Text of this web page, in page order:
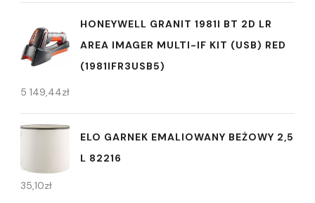
HONEYWELL GRANIT 1981I BT 2D LR
AREA IMAGER MULTI-IF KIT (USB) RED
(1981IFR3USB5)
5 149,44zł
ELO GARNEK EMALIOWANY BEŻOWY 2,5
L 82216
35,10zł